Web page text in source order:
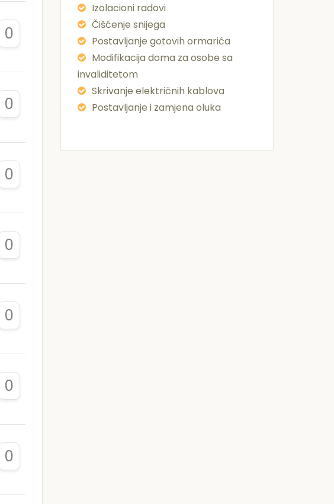
Izolacioni radovi
Čišćenje snijega
Postavljanje gotovih ormarića
Modifikacija doma za osobe sa
invaliditetom
Skrivanje električnih kablova
Postavljanje i zamjena oluka
0
0
0
0
0
0
0